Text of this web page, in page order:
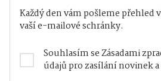
Každý den vám pošleme přehled
vaší e-mailové schránky.
Souhlasím seZásadami
údajůpro zasílání novinek